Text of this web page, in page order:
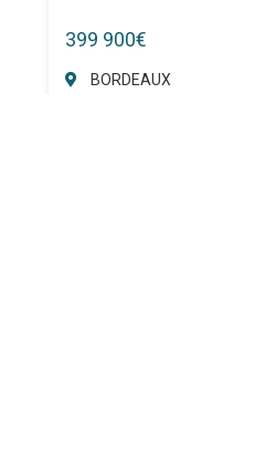
399 900€
BORDEAUX